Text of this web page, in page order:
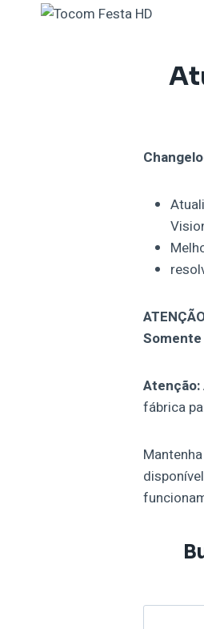
Atenção:
fábrica